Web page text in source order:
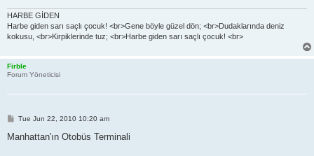
HARBE GİDEN
Harbe giden sarı saçlı çocuk! <br>Gene böyle güzel dön; <br>Dudaklarında deniz
kokusu, <br>Kirpiklerinde tuz; <br>Harbe giden sarı saçlı çocuk! <br>
Firble
Forum Yöneticisi
P
s
Tue Jun 22, 2010 10:20 am
Manhattan'ın Otobüs Terminali